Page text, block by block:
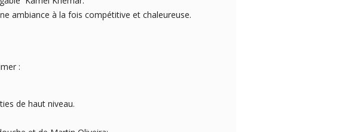
ambiance à la fois compétitive et chaleureuse.
:
de haut niveau.